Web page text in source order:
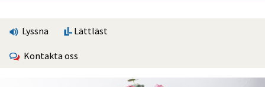
Lyssna Lättläst
Kontakta oss